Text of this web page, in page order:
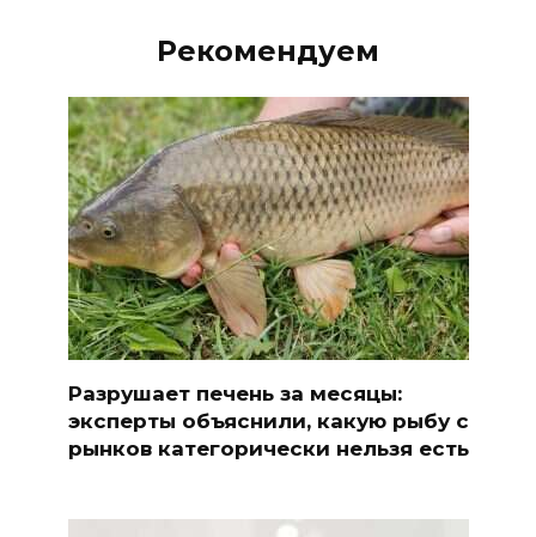
Рекомендуем
Разрушает печень за месяцы:
эксперты объяснили, какую рыбу с
рынков категорически нельзя есть